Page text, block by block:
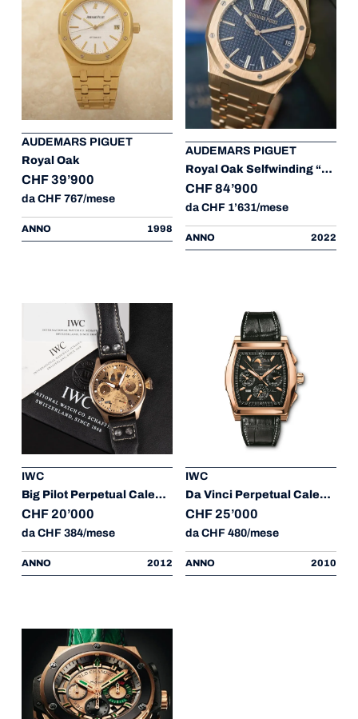
AUDEMARS PIGUET
Royal Oak
CHF 39’900
da CHF 767/mese
ANNO 1998
AUDEMARS PIGUET
Royal Oak Selfwinding “50th Anniversary”
CHF 84’900
da CHF 1’631/mese
ANNO 2022
IWC
Big Pilot Perpetual Calendar 7 Days
CHF 20’000
da CHF 384/mese
ANNO 2012
IWC
Da Vinci Perpetual Calendar Kurt Klaus
CHF 25’000
da CHF 480/mese
ANNO 2010